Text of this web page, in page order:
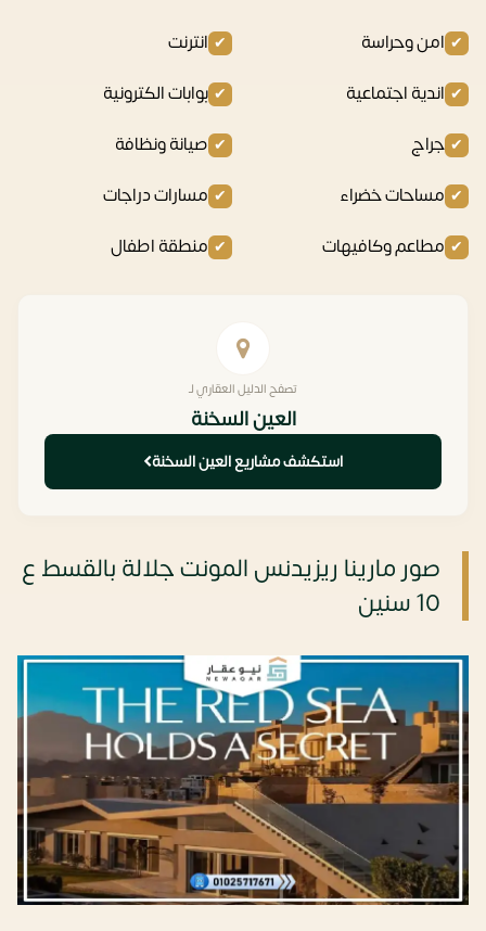
امن وحراسة
انترنت
اندية اجتماعية
بوابات الكترونية
جراج
صيانة ونظافة
مساحات خضراء
مسارات دراجات
مطاعم وكافيهات
منطقة اطفال
تصفح الدليل العقاري لـ
العين السخنة
استكشف مشاريع العين السخنة
صور مارينا ريزيدنس المونت جلالة بالقسط ع
10 سنين